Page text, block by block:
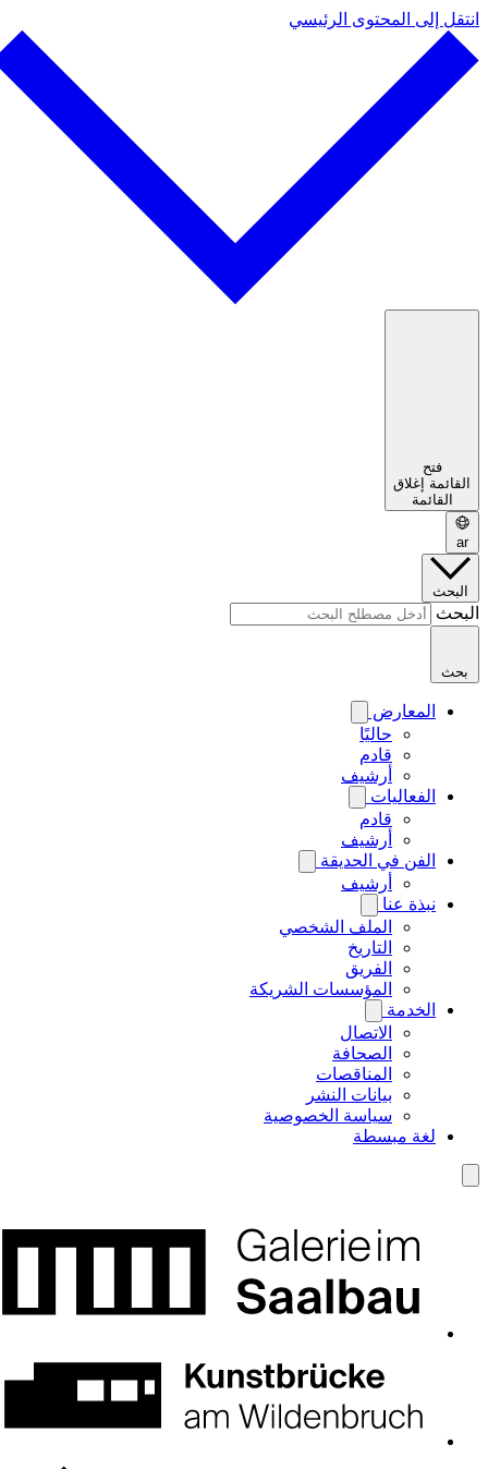
انتقل إلى المحتوى الرئيسي
فتح
القائمة إغلاق
القائمة
ar
البحث
البحث
بحث
المعارض
حاليًا
قادم
أرشيف
الفعاليات
قادم
أرشيف
الفن في الحديقة
أرشيف
نبذة عنا
الملف الشخصي
التاريخ
الفريق
المؤسسات الشريكة
الخدمة
الاتصال
الصحافة
المناقصات
بيانات النشر
سياسة الخصوصية
لغة مبسطة